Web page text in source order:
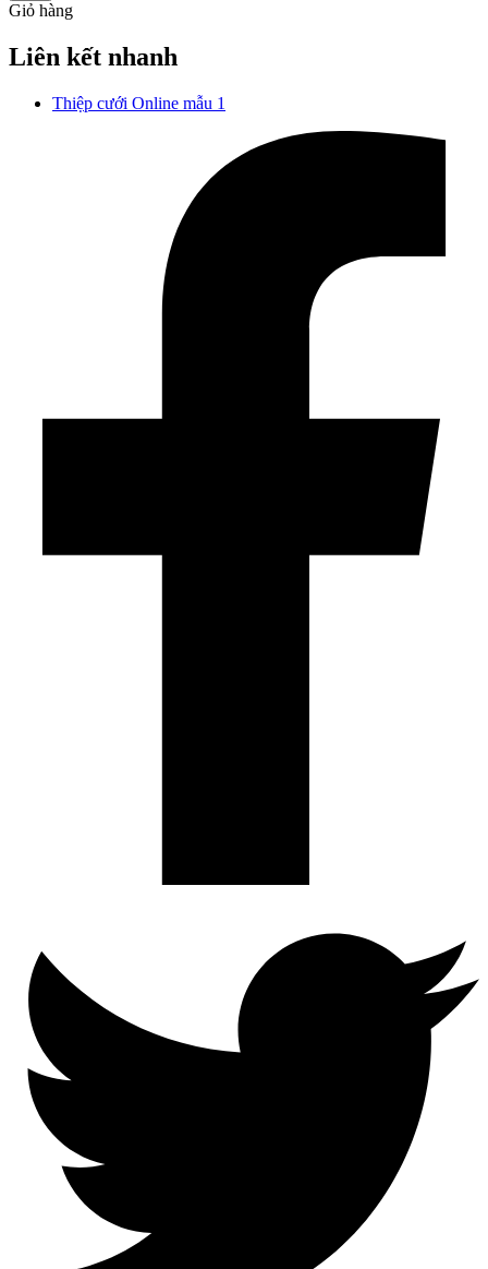
Giỏ hàng
Liên kết nhanh
Thiệp cưới Online mẫu 1